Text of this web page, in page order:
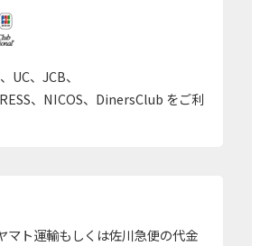
UC、JCB、
、NICOS、DinersClub をご利
マト運輸もしくは佐川急便の代金